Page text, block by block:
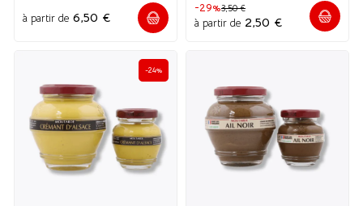
à partir de 6,50 €
-29%3,50€
à partir de 2,50 €
-24%